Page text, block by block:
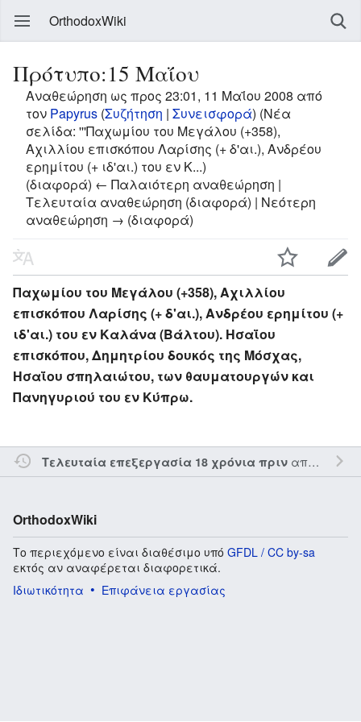
OrthodoxWiki
Πρότυπο:15 Μαΐου
Αναθεώρηση ως προς 23:01, 11 Μαΐου 2008 από
τον Papyrus (Συζήτηση | Συνεισφορά) (Νέα
σελίδα: '''Παχωμίου του Μεγάλου (+358),
Αχιλλίου επισκόπου Λαρίσης (+ δ'αι.), Ανδρέου
ερημίτου (+ ιδ'αι.) του εν Κ...)
(διαφορά) ← Παλαιότερη αναθεώρηση |
Τελευταία αναθεώρηση (διαφορά) | Νεότερη
αναθεώρηση → (διαφορά)
Παχωμίου του Μεγάλου (+358), Αχιλλίου
επισκόπου Λαρίσης (+ δ'αι.), Ανδρέου ερημίτου (+
ιδ'αι.) του εν Καλάνα (Βάλτου). Ησαΐου
επισκόπου, Δημητρίου δουκός της Μόσχας,
Ησαΐου σπηλαιώτου, των θαυματουργών και
Πανηγυριού του εν Κύπρω.
Τελευταία επεξεργασία 18 χρόνια πριναπό τον την
OrthodoxWiki
Το περιεχόμενο είναι διαθέσιμο υπό GFDL / CC by-sa
εκτός αν αναφέρεται διαφορετικά.
Ιδιωτικότητα
Επιφάνεια εργασίας